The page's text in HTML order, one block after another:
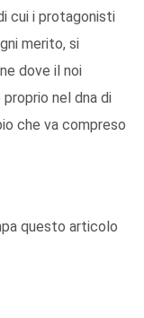
cui i protagonisti
merito, si
dove il noi
nel dna di
che va compreso
questo articolo